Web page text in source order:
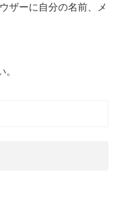
ザーに自分の名前、メ